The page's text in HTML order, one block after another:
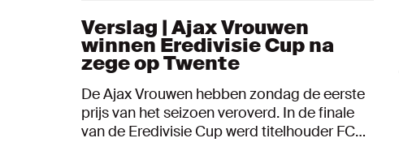
Verslag | Ajax Vrouwen
winnen Eredivisie Cup na
zege op Twente
De Ajax Vrouwen hebben zondag de eerste
prijs van het seizoen veroverd. In de finale
van de Eredivisie Cup werd titelhouder FC